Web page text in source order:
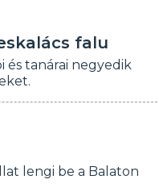
falu
és tanárai negyedik
lengi be a Balaton